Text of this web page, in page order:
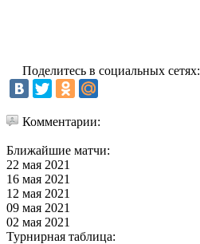
Поделитесь в социальных сетях:
Комментарии:
Ближайшие матчи:
22 мая 2021
16 мая 2021
12 мая 2021
09 мая 2021
02 мая 2021
Турнирная таблица: